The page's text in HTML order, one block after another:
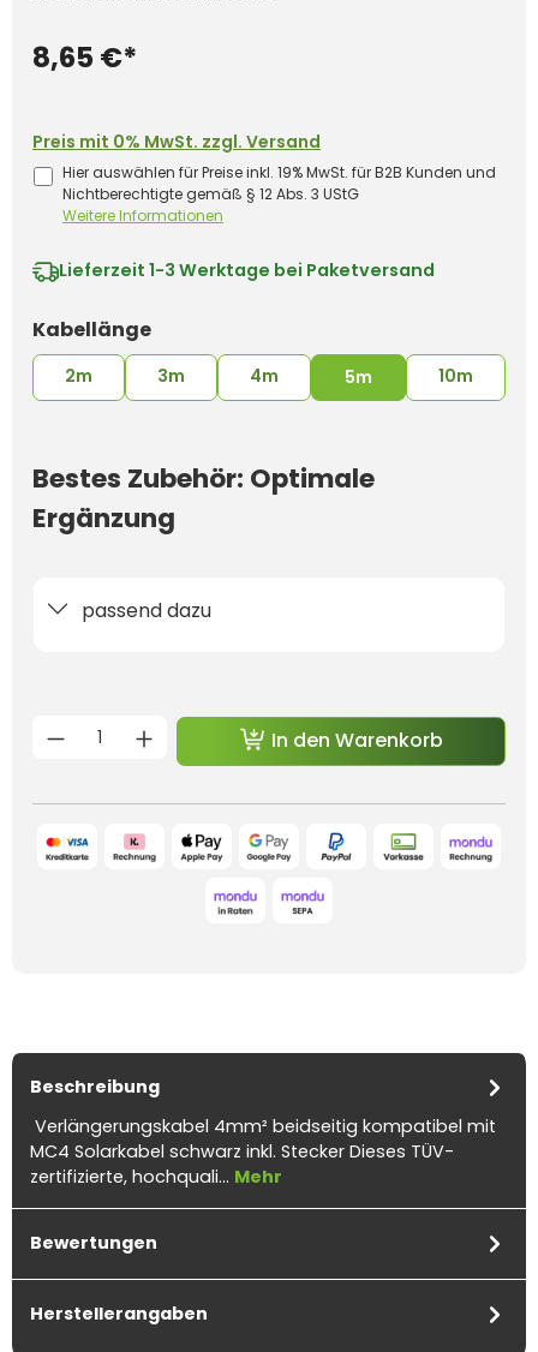
8,65 €*
Preis mit 0% MwSt. zzgl. Versand
Hier auswählen für Preise inkl. 19% MwSt. für B2B Kunden und
Nichtberechtigte gemäß § 12 Abs. 3 UStG
Weitere Informationen
Lieferzeit 1-3 Werktage bei Paketversand
Kabellängeauswählen
2m 3m 4m 5m 10m
Bestes Zubehör: Optimale
Ergänzung
passend dazu
Produkt Anzahl: Gib den
In den Warenkorb
Beschreibung
Verlängerungskabel 4mm² beidseitig kompatibel mit
MC4 Solarkabel schwarz inkl. Stecker Dieses TÜV-
zertifizierte, hochquali… Mehr
Bewertungen
Herstellerangaben